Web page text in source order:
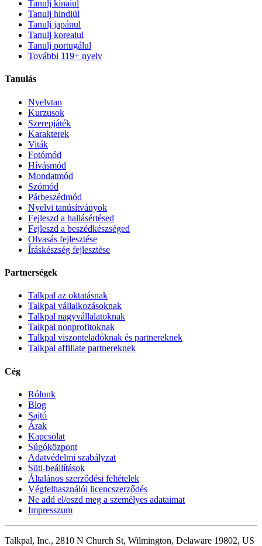
Tanulj kínaiul
Tanulj hindiül
Tanulj japánul
Tanulj koreaiul
Tanulj portugálul
További 119+ nyelv
Tanulás
Nyelvtan
Kurzusok
Szerepjáték
Karakterek
Viták
Fotómód
Hívásmód
Mondatmód
Szómód
Párbeszédmód
Nyelvi tanúsítványok
Fejleszd a hallásértésed
Fejleszd a beszédkészséged
Olvasás fejlesztése
Íráskészség fejlesztése
Partnerségek
Talkpal az oktatásnak
Talkpal vállalkozásoknak
Talkpal nagyvállalatoknak
Talkpal nonprofitoknak
Talkpal viszonteladóknak és partnereknek
Talkpal affiliate partnereknek
Cég
Rólunk
Blog
Sajtó
Árak
Kapcsolat
Súgóközpont
Adatvédelmi szabályzat
Süti-beállítások
Általános szerződési feltételek
Végfelhasználói licencszerződés
Ne add el/oszd meg a személyes adataimat
Impresszum
Talkpal, Inc., 2810 N Church St, Wilmington, Delaware 19802, US